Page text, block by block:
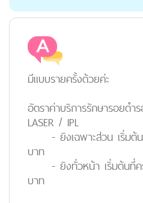
มีแบบรายครั้งด้วยค่ะ
อัตราค่าบริการรักษารอยดำ
LASER / IPL
- ยิงเฉพาะส่วน เริ่มต้
บาท
- ยิงทั่วหน้า เริ่มต้นที่
บาท